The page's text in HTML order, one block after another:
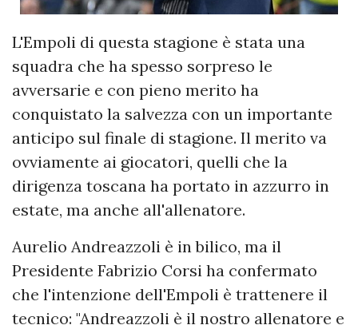
L'Empoli di questa stagione è stata una
squadra che ha spesso sorpreso le
avversarie e con pieno merito ha
conquistato la salvezza con un importante
anticipo sul finale di stagione. Il merito va
ovviamente ai giocatori, quelli che la
dirigenza toscana ha portato in azzurro in
estate, ma anche all'allenatore.
Aurelio Andreazzoli è in bilico, ma il
Presidente Fabrizio Corsi ha confermato
che l'intenzione dell'Empoli è trattenere il
tecnico: "Andreazzoli è il nostro allenatore e